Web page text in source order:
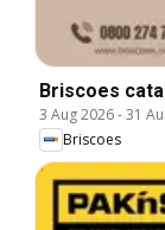
Briscoes
3 Aug 2026-31
Briscoes